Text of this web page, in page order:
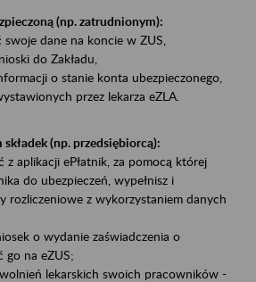
(np. zatrudnionym):
dane na koncie w ZUS,
do Zakładu,
o stanie konta ubezpieczonego,
przez lekarza eZLA.
składek (np. przedsiębiorcą):
aplikacji ePłatnik, za pomocą której
do ubezpieczeń, wypełnisz i
rozliczeniowe z wykorzystaniem danych
o wydanie zaświadczenia o
go na eZUS;
lekarskich swoich pracowników -